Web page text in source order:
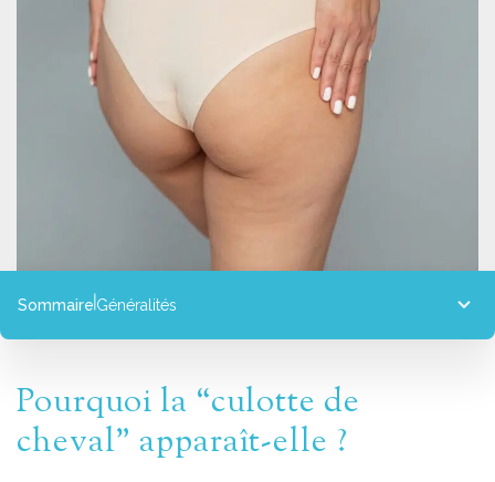
Sommaire Généralités
Déroulement
Résultats
Tarifs
Pourquoi la “culotte de
cheval” apparaît-elle ?